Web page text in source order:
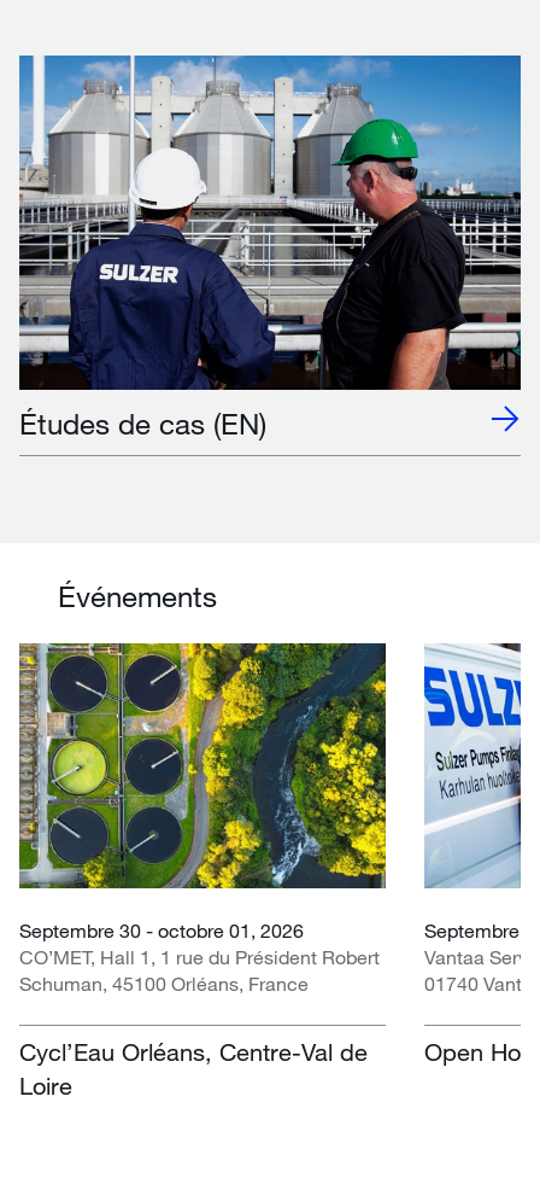
Études de cas (EN)
Événements
Septembre 30 - octobre 01, 2026
CO’MET, Hall 1, 1 rue du Président Robert
Schuman, 45100 Orléans, France
Cycl’Eau Orléans, Centre-Val de
Loire
Septembre
Vantaa
01740
Open